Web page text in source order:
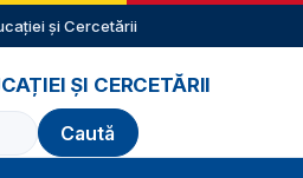
și Cercetării
ȘI CERCETĂRII